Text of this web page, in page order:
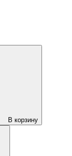
В корзину